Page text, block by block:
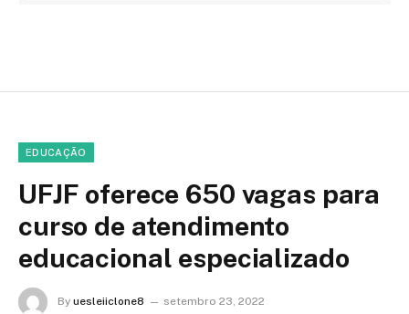
EDUCAÇÃO
UFJF oferece 650 vagas para
curso de atendimento
educacional especializado
By uesleiiclone8
setembro 23, 2022